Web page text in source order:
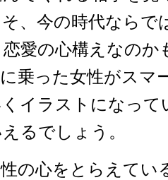
、今の時代ならで
愛の心構えなのか
乗った女性がスマ
イラストになって
るでしょう。
の心をとらえてい